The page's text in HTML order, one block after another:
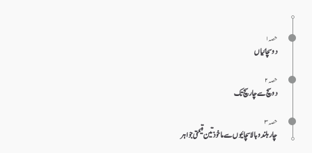
حصہ ۱
دو سچائیاں
حصہ ۲
دوسچ سے چار سچ تک
حصہ ۳
چار بلند و بالا سچائیوں سے ماخوذ تین قیمتی جواہر